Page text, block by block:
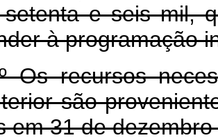
setenta e seis mil,
à programação
Os recursos
são
em 31 de